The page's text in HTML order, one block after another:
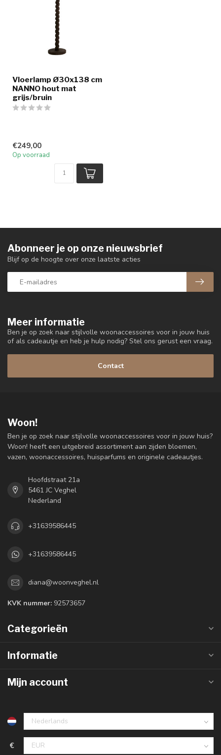
Vloerlamp Ø30x138 cm
NANNO hout mat
grijs/bruin
€249,00
Op voorraad
Meer informatie
Ben je op zoek naar stijlvolle woonaccessoires voor in jouw huis
of als cadeautje en heb je hulp nodig? Stel ons gerust een vraag.
Contact
Abonneer je op onze nieuwsbrief
Blijf op de hoogte over onze laatste acties
Woon!
Ben je op zoek naar stijlvolle woonaccessoires voor in jouw huis?
Woon! heeft een uitgebreid assortiment aan zijden bloemen,
vazen, woonaccessoires, huisparfums en originele cadeautjes.
Hoofdstraat 21a
5461 JC Veghel
Nederland
+31639586445
+31639586445
diana@woonveghel.nl
KVK nummer: 92573657
Categorieën
Informatie
Mijn account
€